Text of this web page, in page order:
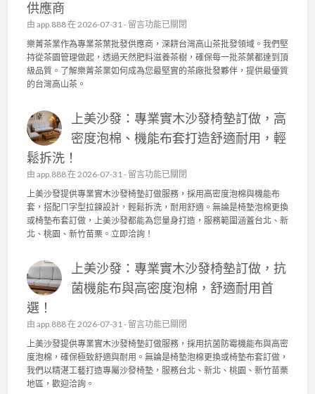
供應商
由 app.888在 2026-07-31 - 在
〈
樂
菁
茶
台
高
茶
發
的
品
質
持
茶
日
常
管
理
，
留言功能已關閉
樂菁茶業作為專業茶葉批發供應商，深耕台灣高山茶批發領域。我們堅
持從茶園管理做起，透過天然肥料滋養茶樹，確保每一批茶葉都達到頂
級品質。了解樂菁茶業如何成為您最堅實的茶廠批發夥伴，提供最優質
的台灣高山茶。
上美沙發：專業實木沙發椅墊訂做，高
密度泡棉、機能布套打造舒適耐用，輕
鬆拆洗！
由 app.888在 2026-07-31 - 在
〈
上
美
沙
發
專
業
實
沙
椅
墊
訂
留言功能已關閉
上美沙發提供專業實木沙發椅墊訂做服務，採用高密度泡棉與機能布
套，搭配ㄇ字型拉鍊設計，輕鬆拆洗，耐用舒適。無論是椅墊泡棉更換
或椅墊布套訂做，上美沙發都能為您量身打造，服務範圍涵蓋台北、新
北、桃園、新竹苗栗。立即洽詢！
上美沙發：專業實木沙發椅墊訂做，抗
菌機能布與高密度泡棉，舒適耐用首
選！
由 app.888在 2026-07-31 - 在
〈
上
美
沙
留言功能已關閉
上美沙發提供專業實木沙發椅墊訂做服務，採用抗菌防霉機能布與高密
度泡棉，確保極致舒適與耐用。無論是椅墊泡棉更換或椅墊布套訂做，
我們以精湛工藝打造專屬沙發椅墊，服務台北、新北、桃園、新竹苗栗
地區，歡迎洽詢。